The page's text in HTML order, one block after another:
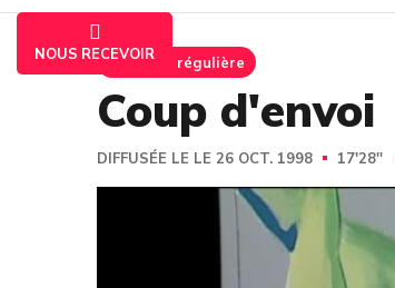
NOUS RECEVOIREmission régulière
Coup d'envoi
DIFFUSÉE LE LE 26 OCT. 1998 17'28''